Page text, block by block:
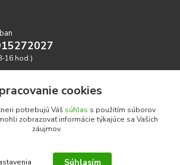
16 hod.)
cookies
potrebujú Váš súhlas s použitím súborov
zobrazovať informácie týkajúce sa Vašich
záujmov.
Súhlasím